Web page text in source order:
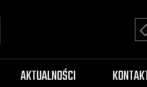
AKTUALNOŚCI